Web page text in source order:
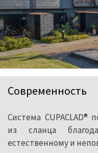
Современность
Система CUPACLAD®
из сланца
естественному и